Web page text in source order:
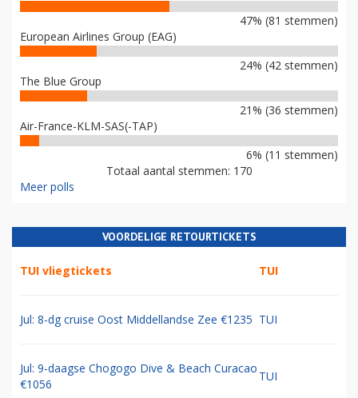
47% (81 stemmen)
European Airlines Group (EAG)
24% (42 stemmen)
The Blue Group
21% (36 stemmen)
Air-France-KLM-SAS(-TAP)
6% (11 stemmen)
Totaal aantal stemmen: 170
Meer polls
VOORDELIGE RETOURTICKETS
TUI vliegtickets TUI
Jul: 8-dg cruise Oost Middellandse Zee €1235 TUI
Jul: 9-daagse Chogogo Dive & Beach Curacao
€1056
TUI